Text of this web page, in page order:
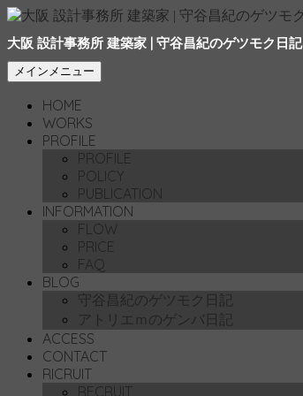
大阪 設計事務所 建築家 | 守谷昌紀のゲツモク日記
検
索
メインメニュー
へ
移
動
HOME
WORKS
PROFILE
PROFILE
POLICY
PUBLICATION
INFORMATION
FLOW
PRICE
FAQ
BLOG
守谷昌紀のゲツモク日記
アトリエｍのゲンバ日記
ACCESS
CONTACT
RICRUIT
RECRUIT